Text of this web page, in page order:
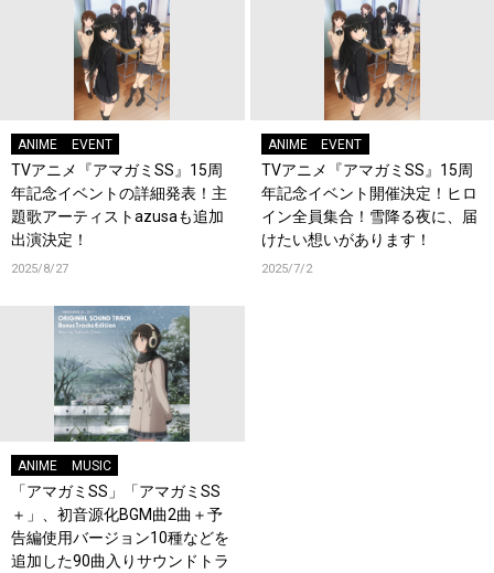
ANIME EVENT
TVアニメ『アマガミSS』15周
年記念イベントの詳細発表！主
題歌アーティストazusaも追加
出演決定！
2025/8/27
ANIME EVENT
TVアニメ『アマガミSS』15周
年記念イベント開催決定！ヒロ
イン全員集合！雪降る夜に、届
けたい想いがあります！
2025/7/2
ANIME MUSIC
「アマガミSS」「アマガミSS
＋」、初音源化BGM曲2曲＋予
告編使用バージョン10種などを
追加した90曲入りサウンドトラ